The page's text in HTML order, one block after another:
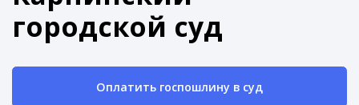
городской суд
Оплатить госпошлину в суд